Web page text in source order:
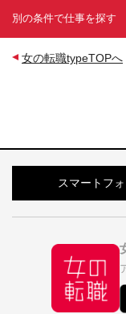
別の条件で仕事を探す
女の転職typeTOPへ
スマートフ